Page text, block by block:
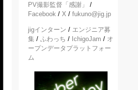
PV撮影監督「感謝」
/
Facebook / X / fukuno@jig.jp
jigインターン / エンジニア募
集 / ふわっち / IchigoJam / オ
ープンデータプラットフォー
ム